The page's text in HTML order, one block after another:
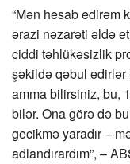
“Mən hesab edirəm
ərazi nəzarəti əldə
ciddi təhlükəsizlik
şəkildə qəbul
amma bilirsiniz, bu,
bilər. Ona görə də
gecikmə yaradır –
adlandırardım”, –